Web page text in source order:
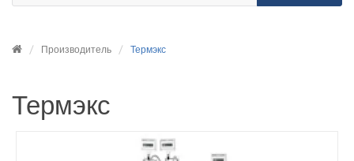
Производитель Термэкс
Термэкс